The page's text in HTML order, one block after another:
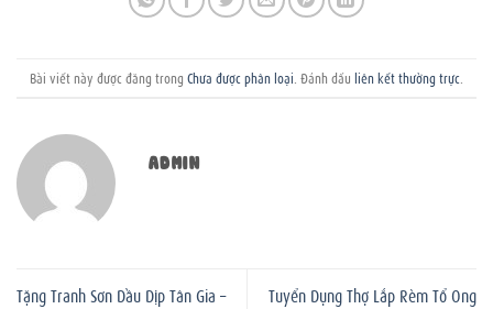
Bài viết này được đăng trong Chưa được phân loại . Đánh dấu liên kết thường trực
ADMIN
Tặng Tranh Sơn Dầu Dịp Tân Gia –
Tuyển Dụng Thợ Lắp Rèm Tổ Ong